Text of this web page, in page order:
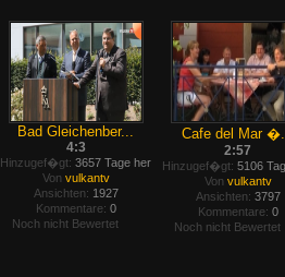
Bad Gleichenber...
4:3
Hinzugef�gt: 3657 Tage her
Von vulkantv
Ansichten: 1927
Kommentare: 0
Noch nicht Bewertet
Cafe del Mar
2:57
Hinzugef�gt: 5106
Von vulkantv
Ansichten: 3797
Kommentare: 0
Noch nicht Bewertet